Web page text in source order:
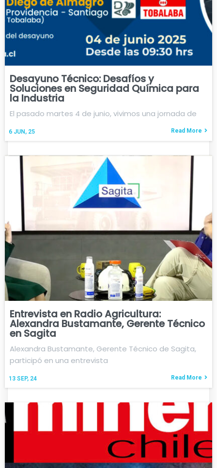
Desayuno Técnico: Desafíos y
Soluciones en Seguridad Química para
la Industria
6 JUN, 25
El pasado martes 4 de junio, vivimos una jornada de
Read More
Entrevista en Radio Agricultura:
Alexandra Bustamante, Gerente Técnico
en Sagita
13 SEP, 24
Alexandra Bustamante, Gerente Técnico de Sagita,
participó en una entrevista
Read More